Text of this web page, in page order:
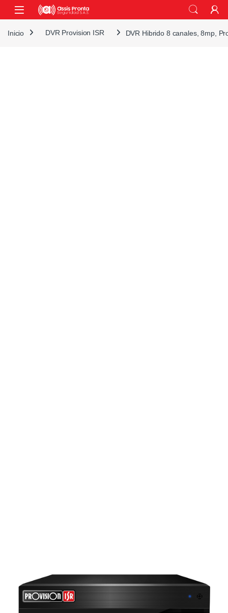
Skip to navigation
Skip to content
Inicio DVR Provision ISR DVR Hibrido 8 canales, 8mp,